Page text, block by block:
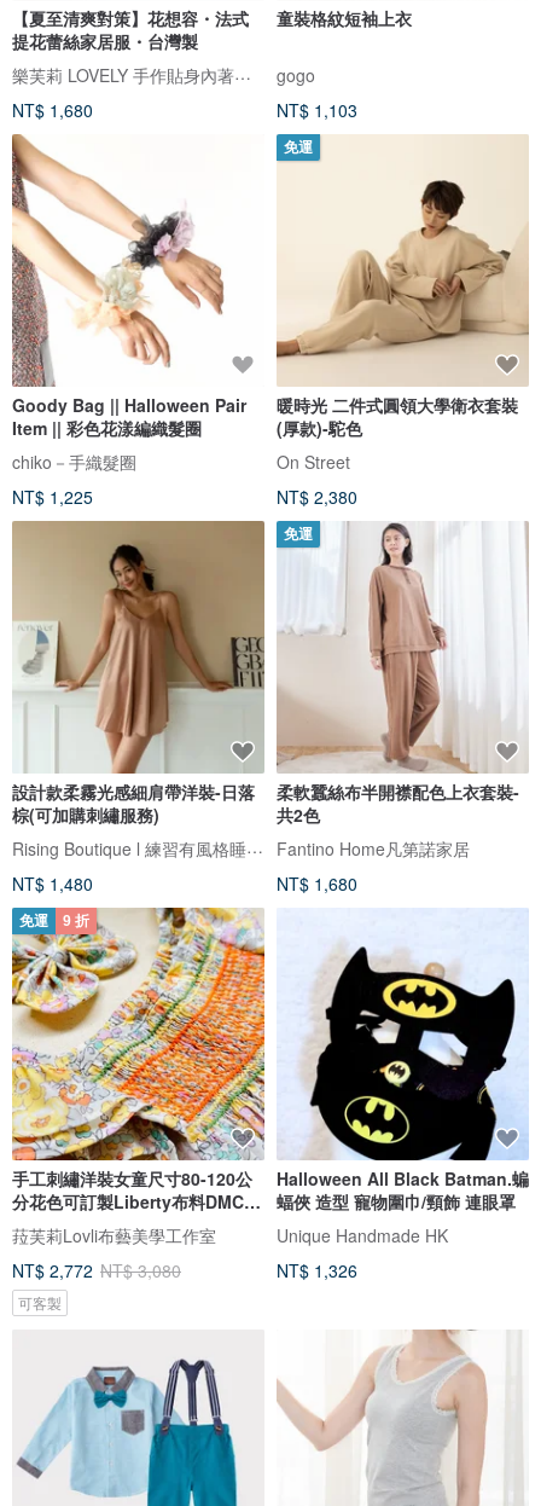
【夏至清爽對策】花想容・法式
提花蕾絲家居服・台灣製
樂芙莉 LOVELY 手作貼身內著・生活事品
NT$ 1,680
童裝格紋短袖上衣
gogo
NT$ 1,103
Goody Bag || Halloween Pair
Item || 彩色花漾編織髮圈
chiko－手織髮圈
NT$ 1,225
免運
暖時光 二件式圓領大學衛衣套裝
(厚款)-駝色
On Street
NT$ 2,380
設計款柔霧光感細肩帶洋裝-日落
棕(可加購刺繡服務)
Rising Boutique l 練習有風格睡衣設計
NT$ 1,480
免運
柔軟蠶絲布半開襟配色上衣套裝-
共2色
Fantino Home凡第諾家居
NT$ 1,680
免運 9 折
手工刺繡洋裝女童尺寸80-120公
分花色可訂製Liberty布料DMC繡
線
菈芙莉Lovli布藝美學工作室
NT$ 2,772 NT$ 3,080
可客製
Halloween All Black Batman.蝙
蝠俠 造型 寵物圍巾/頸飾 連眼罩
Unique Handmade HK
NT$ 1,326